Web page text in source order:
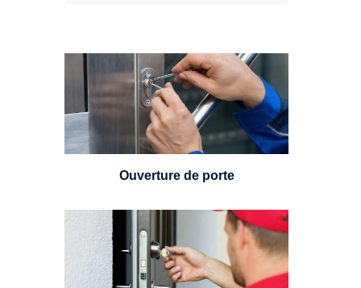
Vous avez perdu vos clés ou la
porte s'est refermée derrière vous
? Un serrurier est disponible
24h/7.
Ouverture de porte
Un serrurier sera en mesure de
choisir et remplacer un cylindre
standard, à 5 leviers ou à 3